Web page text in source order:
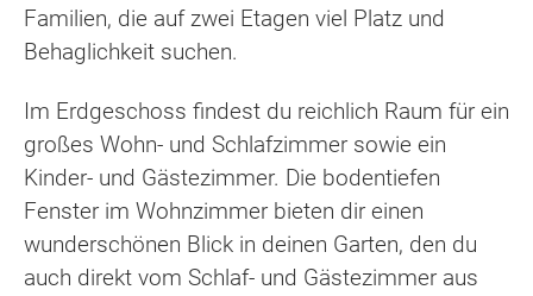
Familien, die auf zwei Etagen viel Platz und
Behaglichkeit suchen.
Im Erdgeschoss findest du reichlich Raum für ein
großes Wohn- und Schlafzimmer sowie ein
Kinder- und Gästezimmer. Die bodentiefen
Fenster im Wohnzimmer bieten dir einen
wunderschönen Blick in deinen Garten, den du
auch direkt vom Schlaf- und Gästezimmer aus